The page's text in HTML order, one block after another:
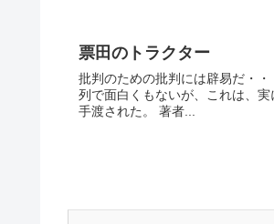
票田のトラクター
批判のための批判には辟易だ・
列で面白くもないが、これは、
手渡された。 著者...